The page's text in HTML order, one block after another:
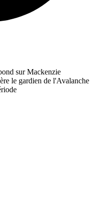
sur Mackenzie
le gardien de l'Avalanche